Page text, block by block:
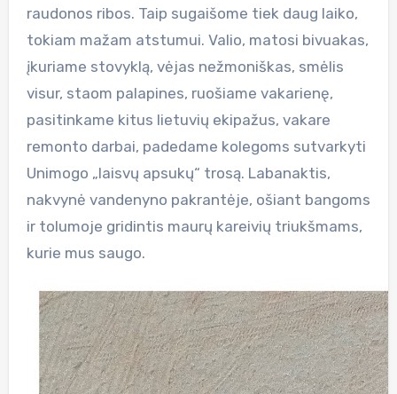
raudonos ribos. Taip sugaišome tiek daug laiko,
tokiam mažam atstumui. Valio, matosi bivuakas,
įkuriame stovyklą, vėjas nežmoniškas, smėlis
visur, staom palapines, ruošiame vakarienę,
pasitinkame kitus lietuvių ekipažus, vakare
remonto darbai, padedame kolegoms sutvarkyti
Unimogo „laisvų apsukų“ trosą. Labanaktis,
nakvynė vandenyno pakrantėje, ošiant bangoms
ir tolumoje gridintis maurų kareivių triukšmams,
kurie mus saugo.